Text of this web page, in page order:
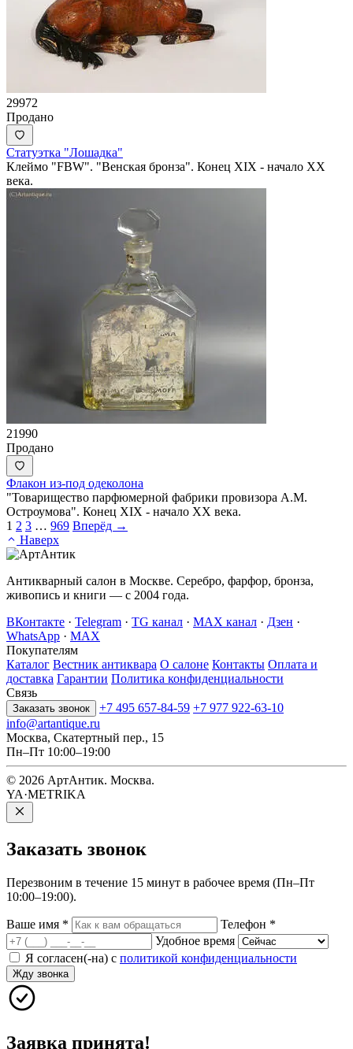
29972
Продано
Статуэтка "Лошадка"
Клеймо "FBW". "Венская бронза". Конец XIX - начало ХХ
века.
21990
Продано
Флакон из-под одеколона
"Товарищество парфюмерной фабрики провизора А.М.
Остроумова". Конец XIX - начало ХХ века.
1 2 3 … 969 Вперёд →
Наверх
Антикварный салон в Москве. Серебро, фарфор, бронза,
живопись и книги — с 2004 года.
ВКонтакте · Telegram · TG канал · MAX канал · Дзен ·
WhatsApp · MAX
Покупателям
Каталог Вестник антиквара О салоне Контакты Оплата и
доставка Гарантии Политика конфиденциальности
Связь
Заказать звонок +7 495 657-84-59 +7 977 922-63-10
info@artantique.ru
Москва, Скатертный пер., 15
Пн–Пт 10:00–19:00
© 2026 АртАнтик. Москва.
YA·METRIKA
Заказать звонок
Перезвоним в течение 15 минут в рабочее время (Пн–Пт
10:00–19:00).
Ваше имя * Телефон *
Удобное время
Я согласен(-на) с политикой конфиденциальности
Жду звонка
Заявка принята!